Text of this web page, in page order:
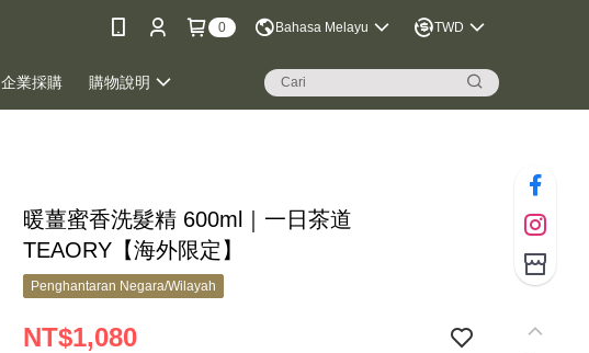
0 Bahasa Melayu TWD
企業採購 購物說明
暖薑蜜香洗髮精 600ml｜一日茶道
TEAORY【海外限定】
Penghantaran Negara/Wilayah
NT$1,080